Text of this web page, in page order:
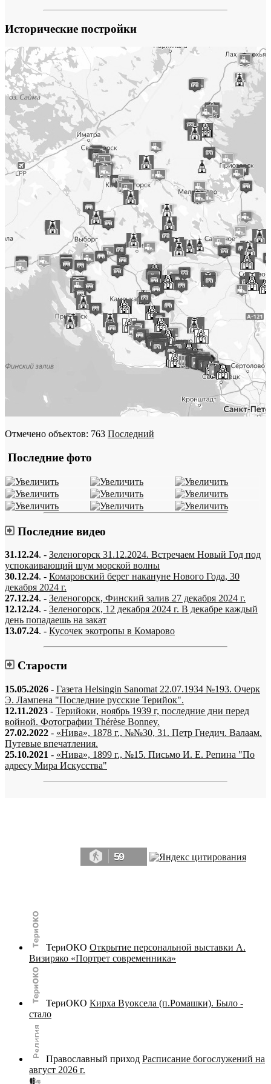
Исторические постройки
Отмечено объектов: 763 Последний
Последние фото
Последние видео
31.12.24. - Зеленогорск 31.12.2024. Встречаем Новый Год под
успокаивающий шум морской волны
30.12.24. - Комаровский берег накануне Нового Года, 30
декабря 2024 г.
27.12.24. - Зеленогорск, Финский залив 27 декабря 2024 г.
12.12.24. - Зеленогорск, 12 декабря 2024 г. В декабре каждый
день попадаешь на закат
13.07.24. - Кусочек экотропы в Комарово
Старости
15.05.2026 - Газета Helsingin Sanomat 22.07.1934 №193. Очерк
Э. Лампена "Последние русские Терийок".
12.11.2023 - Терийоки, ноябрь 1939 г, последние дни перед
войной. Фотографии Thérèse Bonney.
27.02.2022 - «Нива», 1878 г., №№30, 31. Петр Гнедич. Валаам.
Путевые впечатления.
25.10.2021 - «Нива», 1899 г., №15. Письмо И. Е. Репина "По
адресу Мира Искусства"
59
ТериОКО Открытие персональной выставки А.
Визиряко «Портрет современника»
ТериОКО Кирха Вуоксела (п.Ромашки). Было -
стало
Православный приход Расписание богослужений на
август 2026 г.